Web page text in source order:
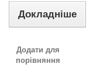
Докладніше
Додати для
порівняння